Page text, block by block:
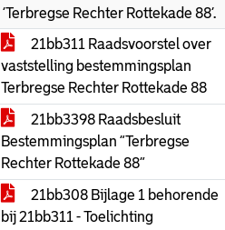
‘Terbregse Rechter Rottekade 88’.
21bb311 Raadsvoorstel over
vaststelling bestemmingsplan
Terbregse Rechter Rottekade 88
21bb3398 Raadsbesluit
Bestemmingsplan “Terbregse
Rechter Rottekade 88”
21bb308 Bijlage 1 behorende
bij 21bb311 - Toelichting